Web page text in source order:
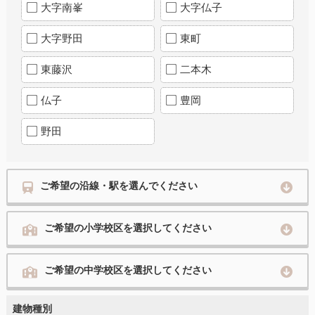
大字南峯 大字仏子
大字野田 東町
東藤沢 二本木
仏子 豊岡
野田
ご希望の沿線・駅を選んでください
ご希望の小学校区を選択してください
ご希望の中学校区を選択してください
建物種別